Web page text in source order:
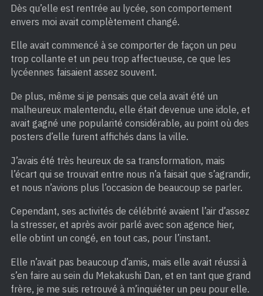
Dès qu’elle est rentrée au lycée, son comportement
envers moi avait complètement changé.
Elle avait commencé à se comporter de façon un peu
trop collante et un peu trop affectueuse, ce que les
lycéennes faisaient assez souvent.
De plus, même si je pensais que cela avait été un
malheureux malentendu, elle était devenue une idole, et
avait gagné une popularité considérable, au point où des
posters d’elle furent affichés dans la ville.
J’avais été très heureux de sa transformation, mais
l’écart qui se trouvait entre nous n’a faisait que s’agrandir,
et nous n’avions plus l’occasion de beaucoup se parler.
Cependant, ses activités de célébrité avaient l’air d’assez
la stresser, et après avoir parlé avec son agence hier,
elle obtint un congé, en tout cas, pour l’instant.
Elle n’avait pas beaucoup d’amis, mais elle avait réussi à
s’en faire au sein du Mekakushi Dan, et en tant que grand
frère, je me suis retrouvé à m’inquiéter un peu pour elle.